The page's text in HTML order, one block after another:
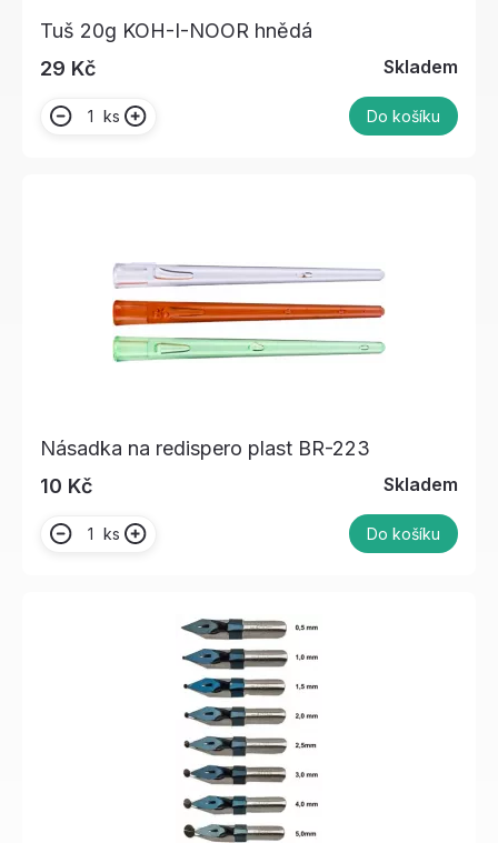
Tuš 20g KOH-I-NOOR hnědá
29 Kč
Skladem
ks Do košíku
Násadka na redispero plast BR-223
10 Kč
Skladem
ks Do košíku